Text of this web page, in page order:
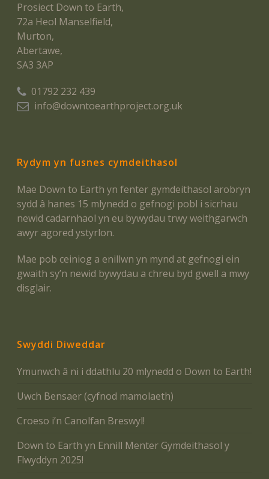
Prosiect Down to Earth,
72a Heol Manselfield,
Murton,
Abertawe,
SA3 3AP
01792 232 439
info@downtoearthproject.org.uk
Rydym yn fusnes cymdeithasol
Mae Down to Earth yn fenter gymdeithasol arobryn
sydd â hanes 15 mlynedd o gefnogi pobl i sicrhau
newid cadarnhaol yn eu bywydau trwy weithgarwch
awyr agored ystyrlon.
Mae pob ceiniog a enillwn yn mynd at gefnogi ein
gwaith sy’n newid bywydau a chreu byd gwell a mwy
disglair.
Swyddi Diweddar
Ymunwch â ni i ddathlu 20 mlynedd o Down to Earth!
Uwch Bensaer (cyfnod mamolaeth)
Croeso i’n Canolfan Breswyl!
Down to Earth yn Ennill Menter Gymdeithasol y
Flwyddyn 2025!